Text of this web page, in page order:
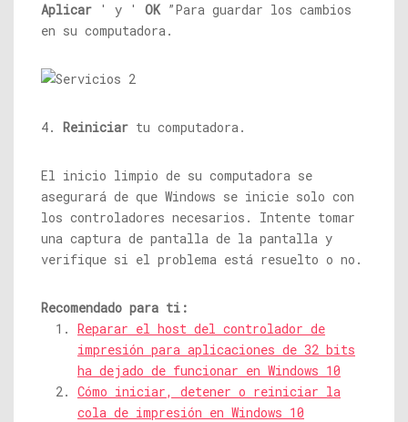
Aplicar ' y ' OK”Para guardar los cambios
en su computadora.
4. Reiniciar tu computadora.
El inicio limpio de su computadora se
asegurará de que Windows se inicie solo con
los controladores necesarios. Intente tomar
una captura de pantalla de la pantalla y
verifique si el problema está resuelto o no.
Recomendado para ti:
Reparar el host del controlador de
impresión para aplicaciones de 32 bits
ha dejado de funcionar en Windows 10
Cómo iniciar, detener o reiniciar la
cola de impresión en Windows 10